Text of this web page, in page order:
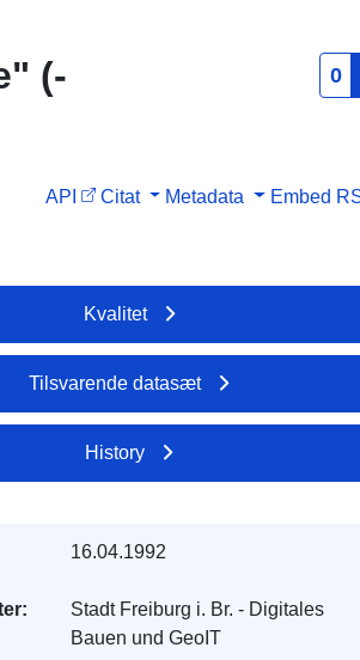
(-
0
API Citat Metadata Embed
Kvalitet
Tilsvarende datasæt
History
16.04.1992
Stadt Freiburg i. Br. - Digitales
Bauen und GeoIT